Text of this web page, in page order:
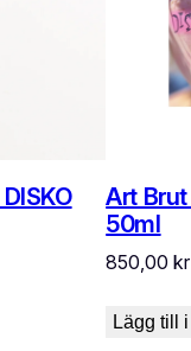
Art Brut
50ml
850,00kr
Lägg till